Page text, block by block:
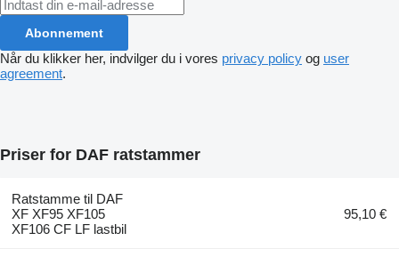
Abonnement
Når du klikker her, indvilger du i vores privacy policy og user
agreement.
Priser for DAF ratstammer
Ratstamme til DAF
XF XF95 XF105
XF106 CF LF lastbil
95,10 €